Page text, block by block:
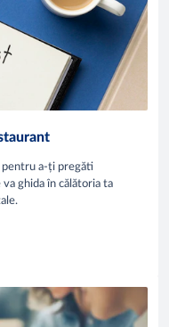
pentru a-ți pregăti
ghida în călătoria ta